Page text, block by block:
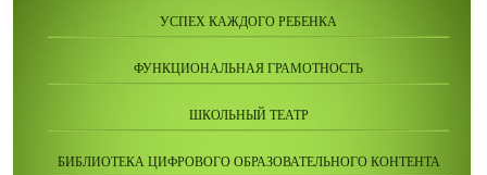
УСПЕХ КАЖДОГО РЕБЕНКА
ФУНКЦИОНАЛЬНАЯ ГРАМОТНОСТЬ
ШКОЛЬНЫЙ ТЕАТР
БИБЛИОТЕКА ЦИФРОВОГО ОБРАЗОВАТЕЛЬНОГО КОНТЕНТА